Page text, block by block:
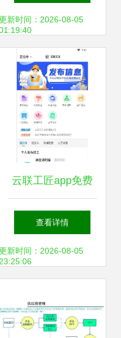
重塑行业格局
新时间：2026-08-05
云联工匠app免费
下载 云联工匠安卓
最新版v1.0.0下载
查看详情
新时间：2026-08-05
23:25:06